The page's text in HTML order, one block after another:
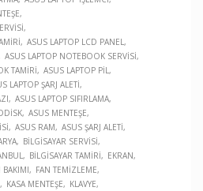
ASUS LAPTOP LCD PANEL
ASUS LAPTOP NOTEBOOK SERVISI
TAMIRI
ASUS LAPTOP PIL
LAPTOP ŞARJ ALETI
ASUS LAPTOP SIFIRLAMA
ASUS MENTEŞE
ASUS RAM
ASUS ŞARJ ALETI
BILGISAYAR SERVISI
BILGISAYAR TAMIRI
EKRAN
BAKIMI
FAN TEMIZLEME
KASA MENTEŞE
KLAVYE